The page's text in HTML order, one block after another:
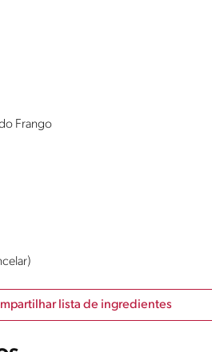
Frango
lista de ingredientes